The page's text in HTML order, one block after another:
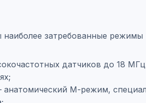
затребованные
датчиков до 18
анатомический М-режим,